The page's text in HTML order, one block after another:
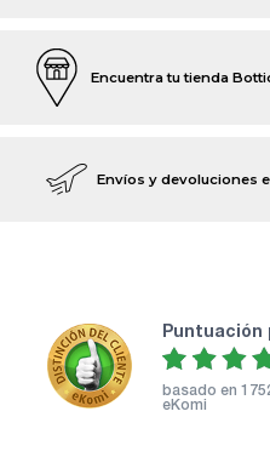
Encuentra tu tienda
Envíos y devoluciones
basado en
eKomi